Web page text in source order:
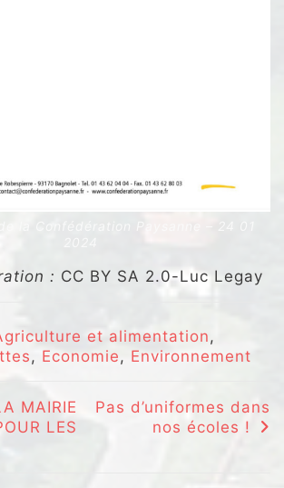
: CC BY SA 2.0-Luc Legay
et alimentation ,
, Economie , Environnement
MAIRIE
LES
Pas d’uniformes dans
nos écoles !